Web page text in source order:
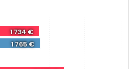
1 734 €
1 765 €